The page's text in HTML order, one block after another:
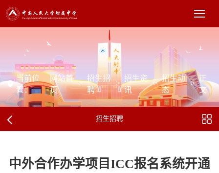
当前位
置：
网站首
页
>
招生招
聘
>
招生资
讯
>
招生动
态
>
正
文
招生招聘
中外合作办学项目ICC报名系统开通